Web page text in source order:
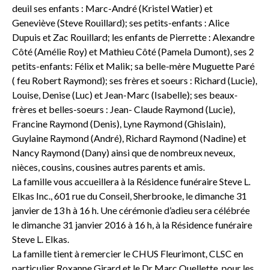
deuil ses enfants : Marc-André (Kristel Watier) et
Geneviève (Steve Rouillard); ses petits-enfants : Alice
Dupuis et Zac Rouillard; les enfants de Pierrette : Alexandre
Côté (Amélie Roy) et Mathieu Côté (Pamela Dumont), ses 2
petits-enfants: Félix et Malik; sa belle-mère Muguette Paré
( feu Robert Raymond); ses frères et soeurs : Richard (Lucie),
Louise, Denise (Luc) et Jean-Marc (Isabelle); ses beaux-
frères et belles-soeurs : Jean- Claude Raymond (Lucie),
Francine Raymond (Denis), Lyne Raymond (Ghislain),
Guylaine Raymond (André), Richard Raymond (Nadine) et
Nancy Raymond (Dany) ainsi que de nombreux neveux,
nièces, cousins, cousines autres parents et amis.
La famille vous accueillera à la Résidence funéraire Steve L.
Elkas Inc., 601 rue du Conseil, Sherbrooke, le dimanche 31
janvier de 13 h à 16 h. Une cérémonie d’adieu sera célébrée
le dimanche 31 janvier 2016 à 16 h, à la Résidence funéraire
Steve L. Elkas.
La famille tient à remercier le CHUS Fleurimont, CLSC en